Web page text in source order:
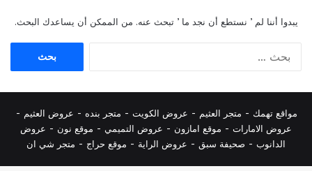
يبدوا أننا لم ’ نستطع أن نجد ما ’ تبحث عنه. من الممكن أن يساعدك البحث.
مواقع تهمك - متجر العثيم - عروض الكويت - متجر بنده - عروض العثيم -
عروض الامارات - موقع امازون - عروض التميمي - موقع نون - عروض
الدانوب - صحيفة سبق - عروض الراية - موقع حراج - متجر شي ان